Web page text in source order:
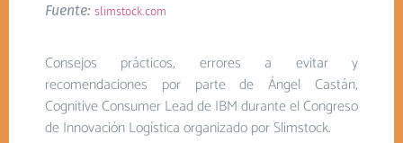
Fuente: slimstock.com
Consejos prácticos, errores a evitar y
recomendaciones por parte de Ángel Castán,
Cognitive Consumer Lead de IBM durante el Congreso
de Innovación Logística organizado por Slimstock.